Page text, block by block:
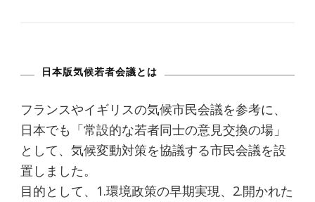
日本版気候若者会議とは
フランスやイギリスの気候市民会議を参考に、
日本でも「常設的な若者同士の意見交換の場」
として、気候変動対策を協議する市民会議を設
置しました。
目的として、1.環境政策の早期実現、2.開かれた